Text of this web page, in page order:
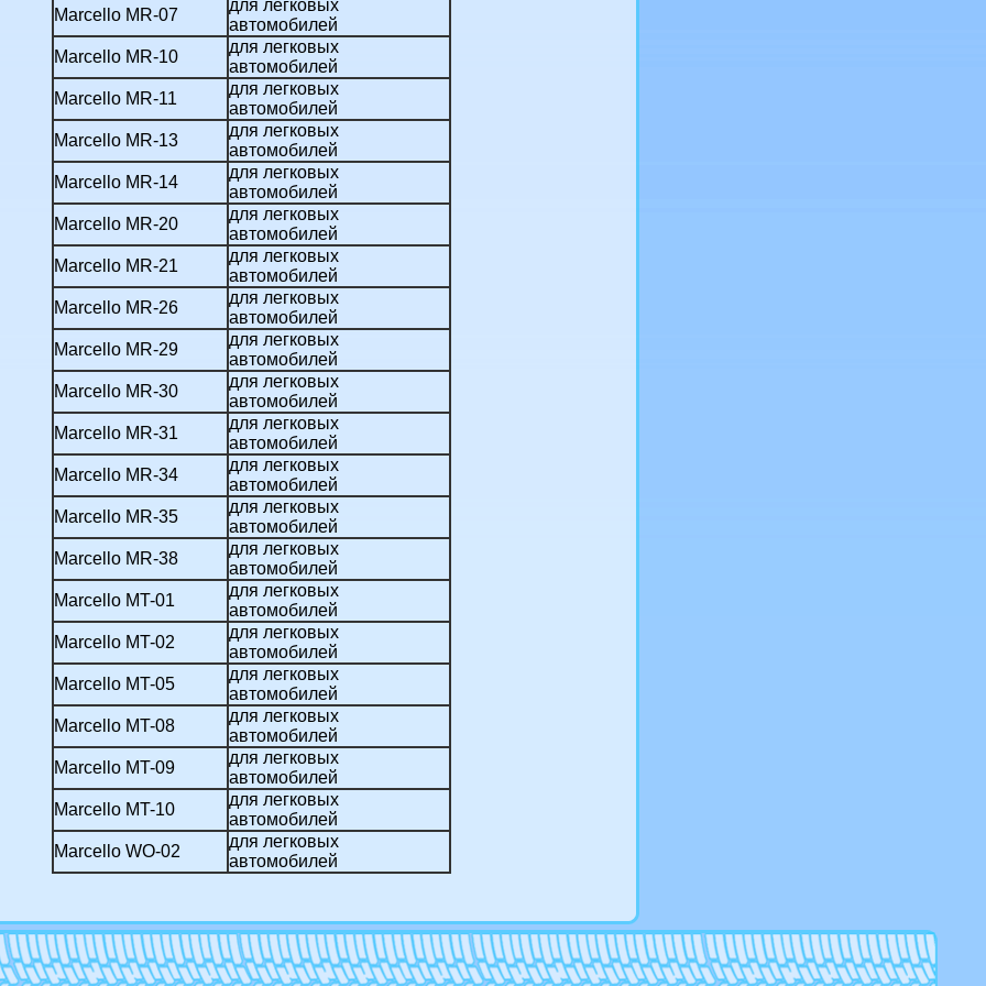
Marcello MR-07
для легковых
автомобилей
Marcello MR-10
для легковых
автомобилей
Marcello MR-11
для легковых
автомобилей
Marcello MR-13
для легковых
автомобилей
Marcello MR-14
для легковых
автомобилей
Marcello MR-20
для легковых
автомобилей
Marcello MR-21
для легковых
автомобилей
Marcello MR-26
для легковых
автомобилей
Marcello MR-29
для легковых
автомобилей
Marcello MR-30
для легковых
автомобилей
Marcello MR-31
для легковых
автомобилей
Marcello MR-34
для легковых
автомобилей
Marcello MR-35
для легковых
автомобилей
Marcello MR-38
для легковых
автомобилей
Marcello MT-01
для легковых
автомобилей
Marcello MT-02
для легковых
автомобилей
Marcello MT-05
для легковых
автомобилей
Marcello MT-08
для легковых
автомобилей
Marcello MT-09
для легковых
автомобилей
Marcello MT-10
для легковых
автомобилей
Marcello WO-02
для легковых
автомобилей